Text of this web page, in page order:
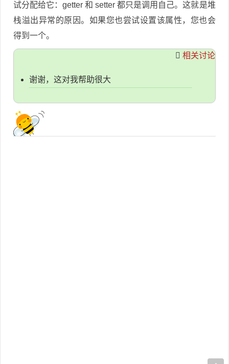
试分配给它：getter 和 setter 都只是调用自己。这就是堆
栈溢出异常的原因。如果您也尝试设置该属性，您也会
得到一个。
相关讨论
谢谢，这对我帮助很大